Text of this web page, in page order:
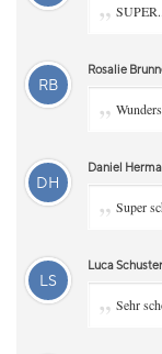
„
RB
Rosalie
„
DH
Daniel
„ Super
LS
Luca Schuster
„ Sehr